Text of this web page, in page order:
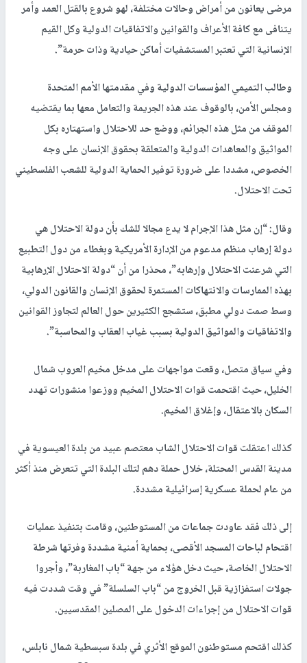
مرضى يعانون من أمراض وحالات مختلفة، لهو شروع بالقتل العمد وأمر
يتنافى مع كافة الأعراف والقوانين والاتفاقيات الدولية وكل القيم
الإنسانية التي تعتبر المستشفيات أماكن حيادية وذات حرمة”.
وطالب التميمي المؤسسات الدولية وفي مقدمتها الأمم المتحدة
ومجلس الأمن، بالوقوف عند هذه الجريمة والتعامل معها بما يقتضيه
الموقف من مثل هذه الجرائم، ووضع حد للاحتلال واستهتاره بكل
المواثيق والمعاهدات الدولية والمتعلقة بحقوق الإنسان على وجه
الخصوص، مشددا على ضرورة توفير الحماية الدولية للشعب الفلسطيني
تحت الاحتلال.
وقال: “إن مثل هذا الإجرام لا يدع مجالا للشك بأن دولة الاحتلال هي
دولة إرهاب منظم مدعوم من الإدارة الأمريكية وبغطاء من دول التطبيع
التي شرعنت الاحتلال وإرهابه”، محذرا من أن “دولة الاحتلال الإرهابية
بهذه الممارسات والانتهاكات المستمرة لحقوق الإنسان والقانون الدولي،
وسط صمت دولي مطبق، ستشجع الكثيرين حول العالم لتجاوز القوانين
والاتفاقيات والمواثيق الدولية بسبب غياب العقاب والمحاسبة”.
وفي سياق متصل، وقعت مواجهات على مدخل مخيم العروب شمال
الخليل، حيث اقتحمت قوات الاحتلال المخيم ووزعوا منشورات تهدد
السكان بالاعتقال، وإغلاق المخيم.
كذلك اعتقلت قوات الاحتلال الشاب معتصم عبيد من بلدة العيسوية في
مدينة القدس المحتلة، خلال حملة دهم لتلك البلدة التي تتعرض منذ أكثر
من عام لحملة عسكرية إسرائيلية مشددة.
إلى ذلك فقد عاودت جماعات من المستوطنين، وقامت بتنفيذ عمليات
اقتحام لباحات المسجد الأقصى، بحماية أمنية مشددة وفرتها شرطة
الاحتلال الخاصة، حيث دخل هؤلاء من جهة “باب المغاربة”، وأجروا
جولات استفزازية قبل الخروج من “باب السلسلة” في وقت شددت فيه
قوات الاحتلال من إجراءات الدخول على المصلين المقدسيين.
كذلك اقتحم مستوطنون الموقع الأثري في بلدة سبسطية شمال نابلس،